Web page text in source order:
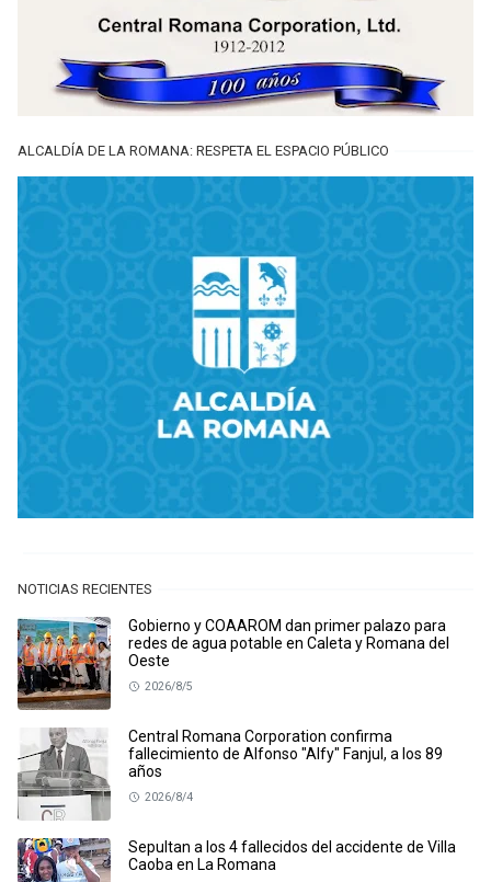
ALCALDÍA DE LA ROMANA: RESPETA EL ESPACIO PÚBLICO
NOTICIAS RECIENTES
Gobierno y COAAROM dan primer palazo para
redes de agua potable en Caleta y Romana del
Oeste
2026/8/5
Central Romana Corporation confirma
fallecimiento de Alfonso "Alfy" Fanjul, a los 89
años
2026/8/4
Sepultan a los 4 fallecidos del accidente de Villa
Caoba en La Romana